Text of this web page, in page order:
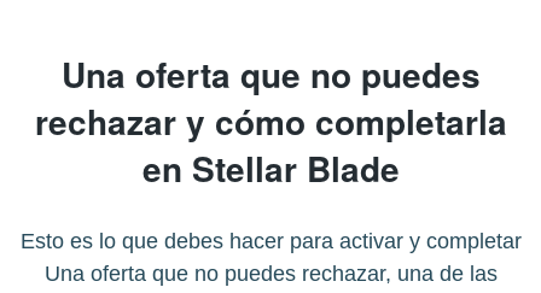
Una oferta que no puedes
rechazar y cómo completarla
en Stellar Blade
Esto es lo que debes hacer para activar y completar
Una oferta que no puedes rechazar, una de las